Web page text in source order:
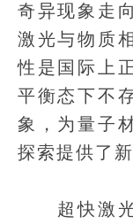
奇异现象走
激光与物质
性是国际上
平衡态下不
象，为量子
探索提供了新
超快激光